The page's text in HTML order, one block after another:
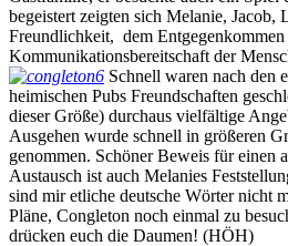
begeistert zeigten sich Melanie, Jacob,
Freundlichkeit, dem Entgegenkommen
Kommunikationsbereitschaft der
Schnell waren nach den
heimischen Pubs Freundschaften
dieser Größe) durchaus vielfältige
Ausgehen wurde schnell in größeren
genommen. Schöner Beweis für einen
Austausch ist auch Melanies
sind mir etliche deutsche Wörter nicht
Pläne, Congleton noch einmal zu
drücken euch die Daumen! (HÖH)